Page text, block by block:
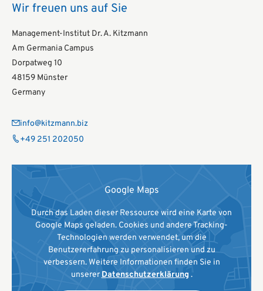
Wir freuen uns auf Sie
Management-Institut Dr. A. Kitzmann
Am Germania Campus
Dorpatweg 10
48159 Münster
Germany
info@kitzmann.biz
+49 251 202050
Google Maps
Durch das Laden dieser Ressource wird eine Karte von
Google Maps geladen. Cookies und andere Tracking-
Technologien werden verwendet, um die
Benutzererfahrung zu personalisieren und zu
verbessern. Weitere Informationen finden Sie in
unserer Datenschutzerklärung .